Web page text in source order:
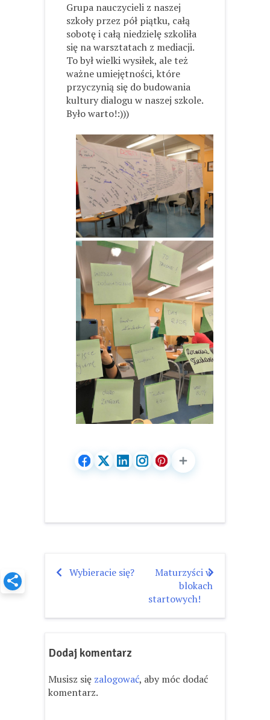
Grupa nauczycieli z naszej
szkoły przez pół piątku, całą
sobotę i całą niedzielę szkoliła
się na warsztatach z mediacji.
To był wielki wysiłek, ale też
ważne umiejętności, które
przyczynią się do budowania
kultury dialogu w naszej szkole.
Było warto!:)))
Nawigacja
Wybieracie się?
Maturzyści w
blokach
startowych!
Dodaj komentarz
Musisz się zalogować, aby móc dodać
komentarz.